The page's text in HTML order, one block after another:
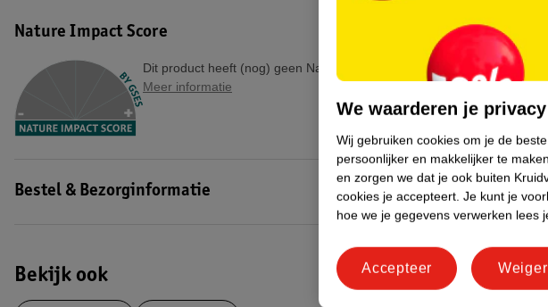
Nature Impact Score
Dit product heeft (nog) geen Nature Impact Score.
Meer informatie
Bestel & Bezorginformatie
Bekijk ook
We waarderen je privacy
Wij gebruiken cookies om je de
persoonlijker en makkelijker te
en zorgen we dat je ook buiten
cookies je accepteert. Je kunt je
hoe we je gegevens verwerken lees
Accepteer